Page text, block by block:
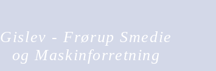
Gislev - Frørup Smedie
og Maskinforretning